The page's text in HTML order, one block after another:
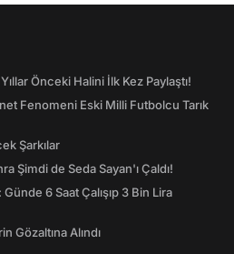
Önceki Halini İlk Kez Paylaştı!
Fenomeni Eski Milli Futbolcu Tarık
Şarkılar
Şimdi de Seda Sayan'ı Çaldı!
6 Saat Çalışıp 3 Bin Lira
Gözaltına Alındı